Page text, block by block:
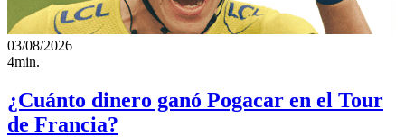
03/08/2026
4min.
¿Cuánto dinero ganó Pogacar en el Tour
de Francia?